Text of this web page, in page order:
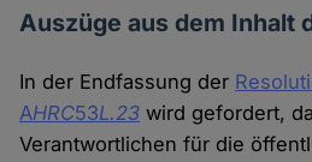
Auszüge aus dem Inhalt
In der Endfassung der
AHRC53L.23 wird gefordert,
Verantwortlichen für die